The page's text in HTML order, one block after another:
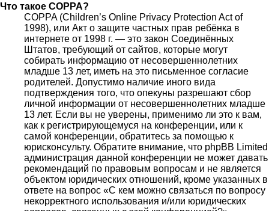
Что такое COPPA?
COPPA (Children’s Online Privacy Protection Act of
1998), или Акт о защите частных прав ребёнка в
интернете от 1998 г. — это закон Соединённых
Штатов, требующий от сайтов, которые могут
собирать информацию от несовершеннолетних
младше 13 лет, иметь на это письменное согласие
родителей. Допустимо наличие иного вида
подтверждения того, что опекуны разрешают сбор
личной информации от несовершеннолетних младше
13 лет. Если вы не уверены, применимо ли это к вам,
как к регистрирующемуся на конференции, или к
самой конференции, обратитесь за помощью к
юрисконсульту. Обратите внимание, что phpBB Limited
администрация данной конференции не может давать
рекомендаций по правовым вопросам и не является
объектом юридических отношений, кроме указанных в
ответе на вопрос «С кем можно связаться по вопросу
некорректного использования и/или юридических